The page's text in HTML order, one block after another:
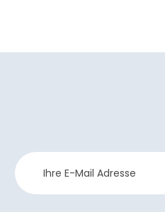
Newsletter
Anmeldung